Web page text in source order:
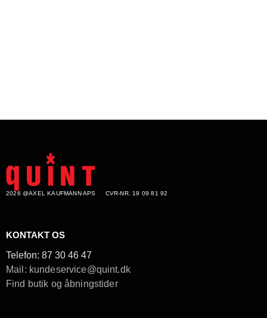
2026 @AXEL KAUFMANN APS CVR-NR. 19 09 81 92
KONTAKT OS
Telefon: 87 30 46 47
Mail: kundeservice@quint.dk
Find butik og åbningstider